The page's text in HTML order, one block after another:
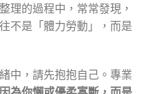
理的過程中，常常發現，
不是「體力勞動」，而是
中，請先抱抱自己。專業